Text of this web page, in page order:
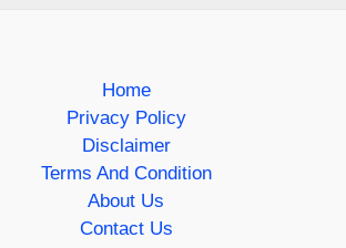
Home
Privacy Policy
Disclaimer
Terms And Condition
About Us
Contact Us